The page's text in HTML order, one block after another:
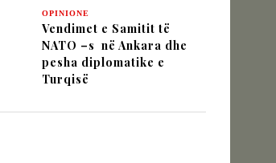
OPINIONE
Vendimet e Samitit të
NATO –s në Ankara dhe
pesha diplomatike e
Turqisë